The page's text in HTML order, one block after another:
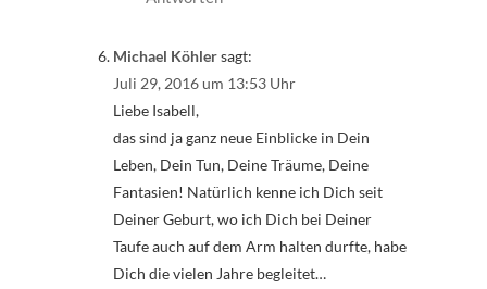
Michael Köhlersagt:
Juli 29, 2016 um 13:53 Uhr
Liebe Isabell,
das sind ja ganz neue Einblicke in Dein
Leben, Dein Tun, Deine Träume, Deine
Fantasien! Natürlich kenne ich Dich seit
Deiner Geburt, wo ich Dich bei Deiner
Taufe auch auf dem Arm halten durfte, habe
Dich die vielen Jahre begleitet…